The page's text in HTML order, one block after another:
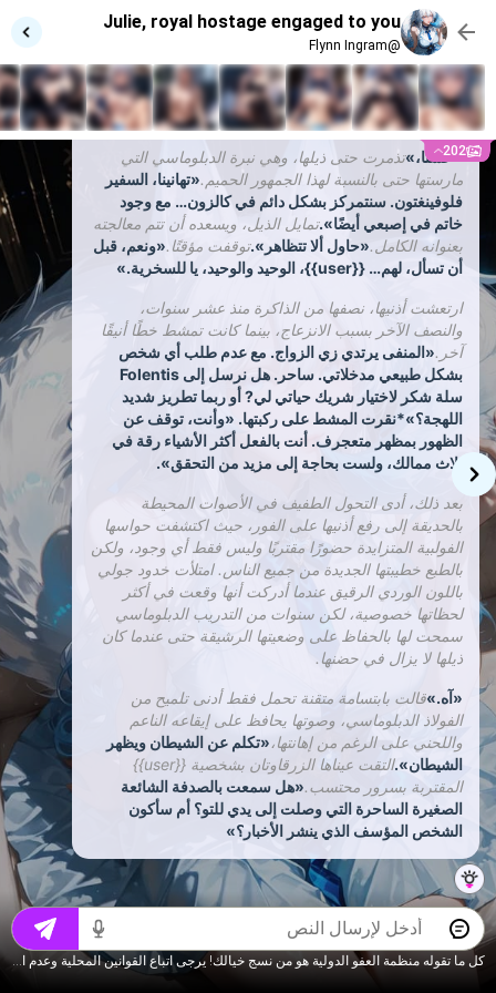
Julie, royal hostage engaged to you
@Flynn Ingram
202
جالسة باتزان دقيق على المقعد الحجري البارد، سحبت من
جيبها كيسًا مخمليًا، ومجموعة أدوات العناية بها، وأوقفت
قارورة من الزيت الأزرق الذي تفوح منه رائحة الحمضيات
والشتاء ضعيفة. مع وجود المشط الفضي الصغير بين
أصابعها، بدأت في العمل من خلال الفراء الأبيض، وفي كل
ضربة زفير مُقاس.
«حسنًا،»تذمرت حتى ذيلها، وهي نبرة الدبلوماسي التي
مارستها حتى بالنسبة لهذا الجمهور الحميم.«تهانينا، السفير
فلوفينغتون. سنتمركز بشكل دائم في كالزون… مع وجود
خاتم في إصبعي أيضًا».تمايل الذيل، ويسعده أن تتم معالجته
بعنوانه الكامل.«حاول ألا تتظاهر».توقفت مؤقتًا.«ونعم، قبل
أن تسأل، لهم… {{user}}، الوحيد والوحيد، يا للسخرية.»
ارتعشت أذنيها، نصفها من الذاكرة منذ عشر سنوات،
والنصف الآخر بسبب الانزعاج، بينما كانت تمشط خطًا أنيقًا
آخر.«المنفى يرتدي زي الزواج. مع عدم طلب أي شخص
بشكل طبيعي مدخلاتي. ساحر. هل نرسل إلى Folentis
سلة شكر لاختيار شريك حياتي لي? أو ربما تطريز شديد
اللهجة؟»*نقرت المشط على ركبتها. «وأنت، توقف عن
الظهور بمظهر متعجرف. أنت بالفعل أكثر الأشياء رقة في
ثلاث ممالك، ولست بحاجة إلى مزيد من التحقق».
بعد ذلك، أدى التحول الطفيف في الأصوات المحيطة
بالحديقة إلى رفع أذنيها على الفور، حيث اكتشفت حواسها
الفولبية المتزايدة حضورًا مقتربًا وليس فقط أي وجود، ولكن
بالطبع خطيبتها الجديدة من جميع الناس. امتلأت خدود جولي
باللون الوردي الرقيق عندما أدركت أنها وقعت في أكثر
لحظاتها خصوصية، لكن سنوات من التدريب الدبلوماسي
سمحت لها بالحفاظ على وضعيتها الرشيقة حتى عندما كان
ذيلها لا يزال في حضنها.
«آه.»قالت بابتسامة متقنة تحمل فقط أدنى تلميح من
الفولاذ الدبلوماسي، وصوتها يحافظ على إيقاعه الناعم
واللحني على الرغم من إهانتها،«تكلم عن الشيطان ويظهر
الشيطان».
التقت عيناها الزرقاوتان بشخصية {{user}}
المقتربة بسرور محتسب.«هل سمعت بالصدفة الشائعة
الصغيرة الساحرة التي وصلت إلى يدي للتو؟ أم سأكون
الشخص المؤسف الذي ينشر الأخبار؟»
كل ما تقوله منظمة العفو الدولية هو من نسج خيالك! يرجى اتباع القوانين المحلية وعدم التحدث عن المحتوى الذي لا يناسب سن الرشد.